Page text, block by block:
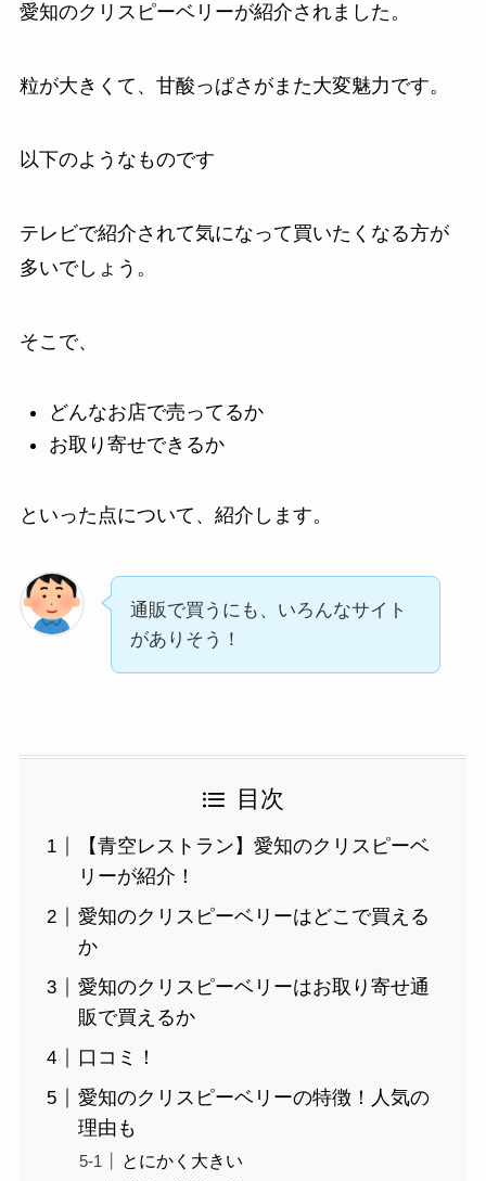
愛知のクリスピーベリーが紹介されました。
粒が大きくて、甘酸っぱさがまた大変魅力です。
以下のようなものです
テレビで紹介されて気になって買いたくなる方が
多いでしょう。
そこで、
どんなお店で売ってるか
お取り寄せできるか
といった点について、紹介します。
通販で買うにも、いろんなサイト
がありそう！
目次
【青空レストラン】愛知のクリスピーベ
リーが紹介！
愛知のクリスピーベリーはどこで買える
か
愛知のクリスピーベリーはお取り寄せ通
販で買えるか
口コミ！
愛知のクリスピーベリーの特徴！人気の
理由も
とにかく大きい